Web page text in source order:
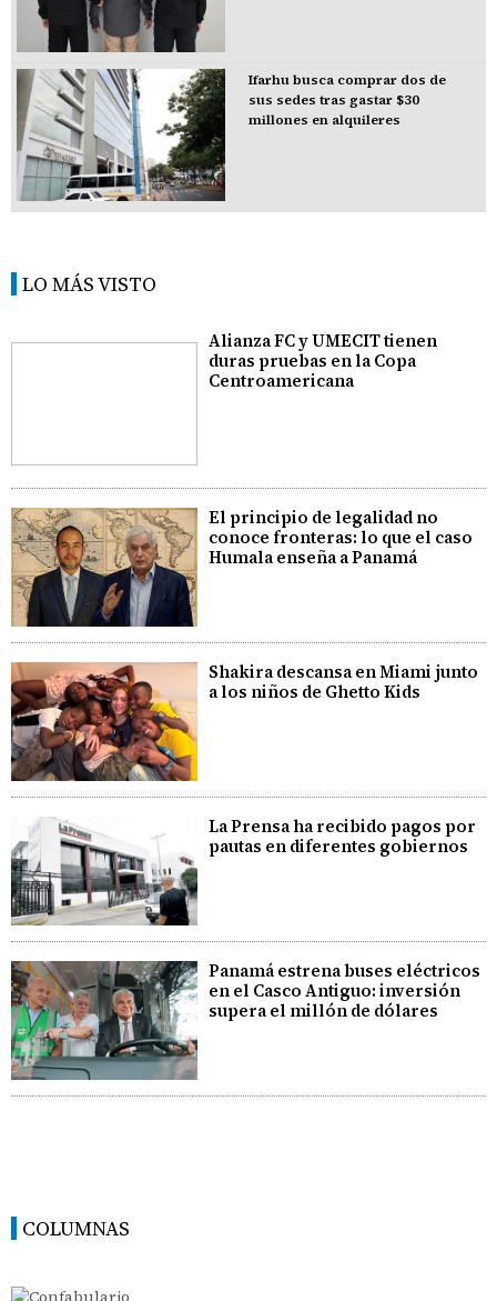
Ifarhu busca comprar dos de
sus sedes tras gastar $30
millones en alquileres
LO MÁS VISTO
Alianza FC y UMECIT tienen
duras pruebas en la Copa
Centroamericana
El principio de legalidad no
conoce fronteras: lo que el caso
Humala enseña a Panamá
Shakira descansa en Miami junto
a los niños de Ghetto Kids
La Prensa ha recibido pagos por
pautas en diferentes gobiernos
Panamá estrena buses eléctricos
en el Casco Antiguo: inversión
supera el millón de dólares
COLUMNAS